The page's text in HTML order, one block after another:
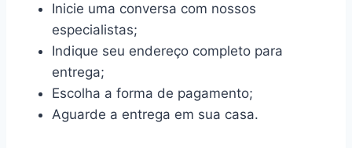
Inicie uma conversa com nossos
especialistas;
Indique seu endereço completo para
entrega;
Escolha a forma de pagamento;
Aguarde a entrega em sua casa.